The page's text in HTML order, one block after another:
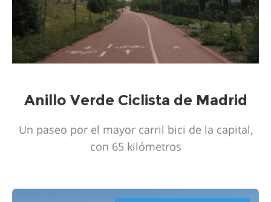
Anillo Verde Ciclista de Madrid
Un paseo por el mayor carril bici de la capital,
con 65 kilómetros